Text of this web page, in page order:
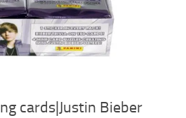
cards|Justin Bieber